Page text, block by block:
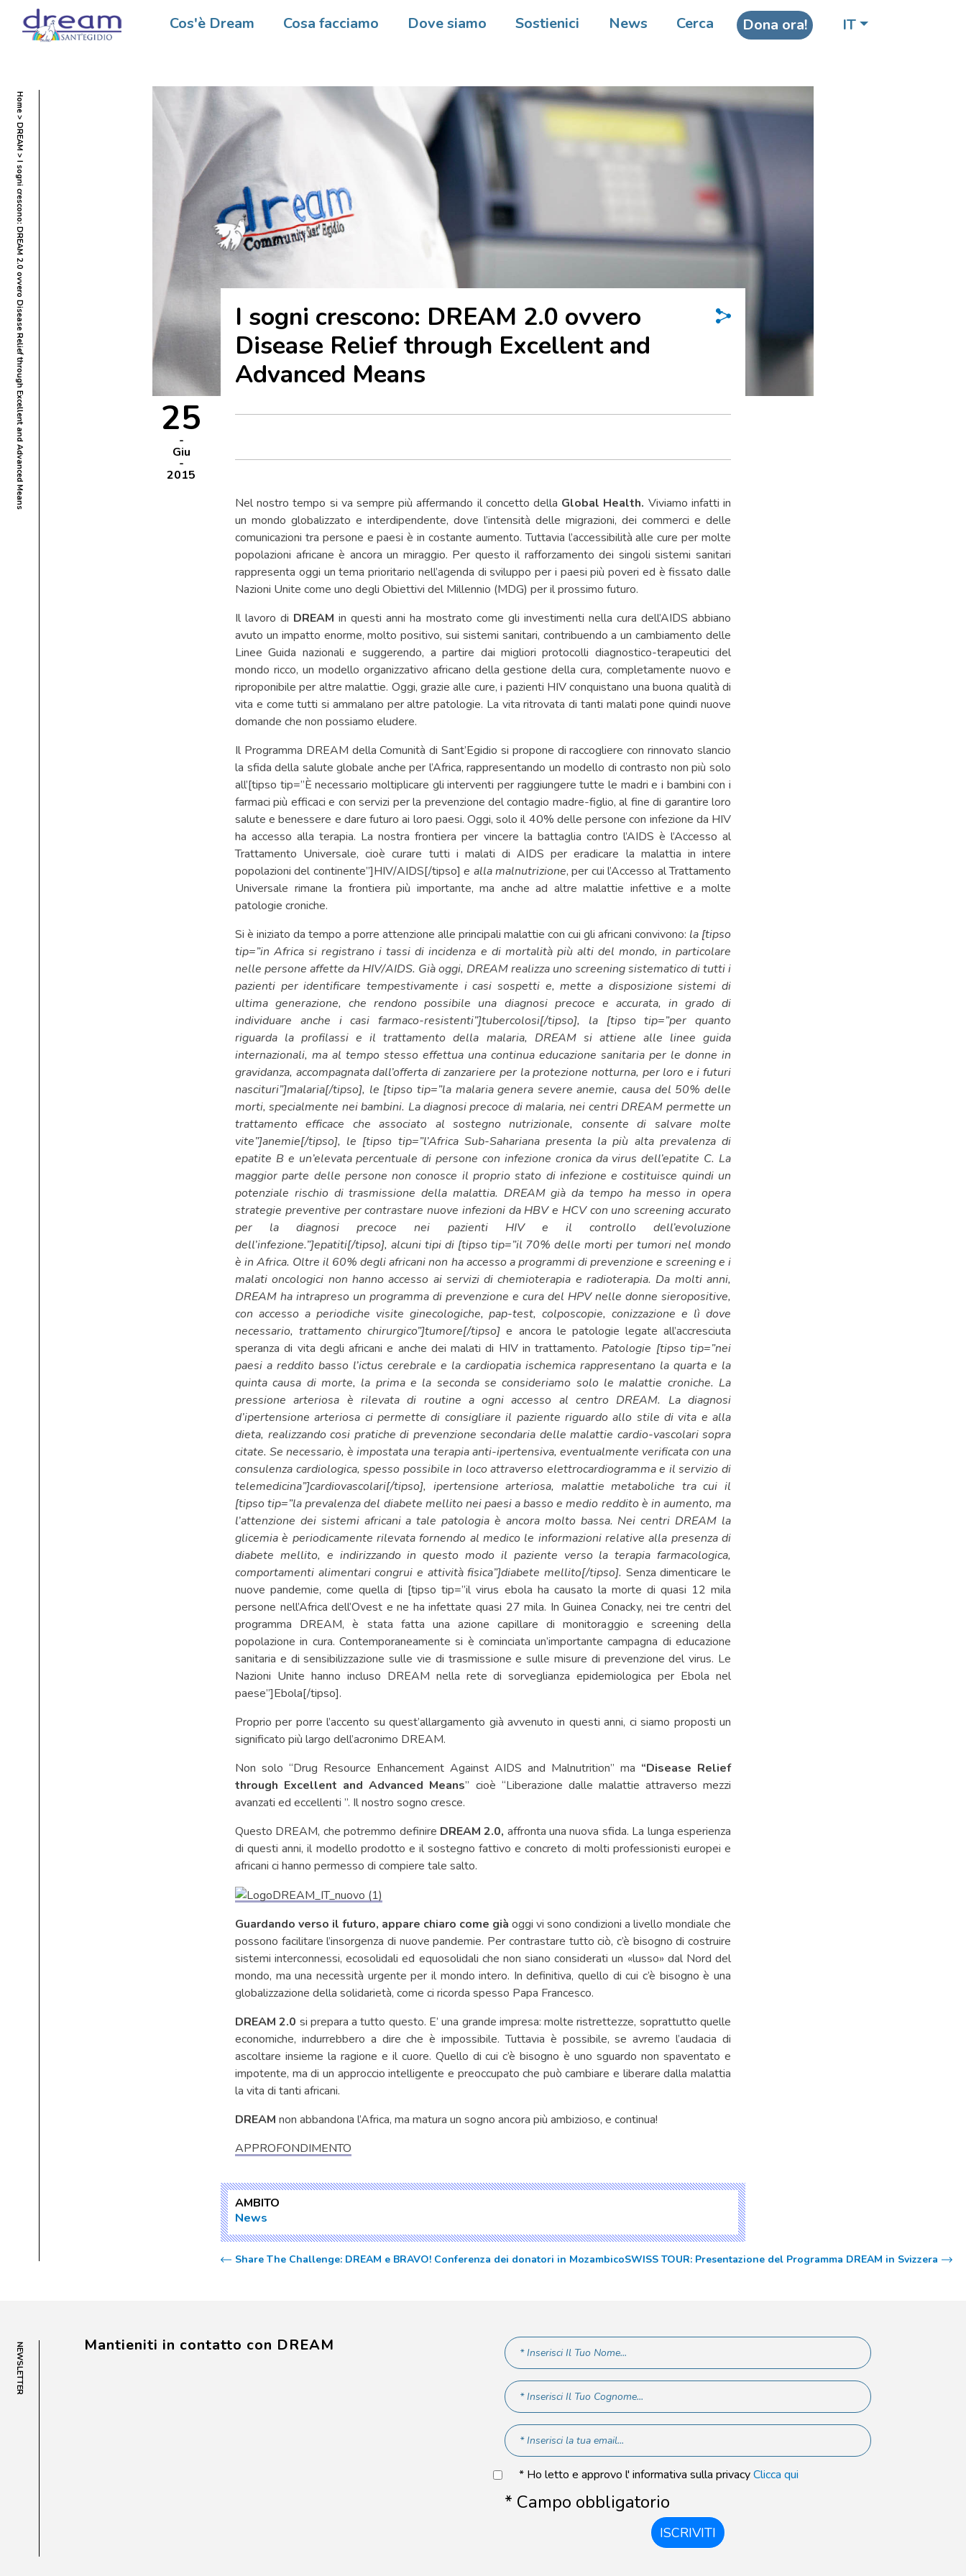
Cos'è Dream Cosa facciamo Dove siamo Sostienici News Cerca Dona ora! IT
Home
DREAM
I sogni crescono: DREAM 2.0 ovvero Disease Relief through Excellent and Advanced Means 25
Giu
2015
I sogni crescono: DREAM 2.0 ovvero
Disease Relief through Excellent and
Advanced Means
Nel nostro tempo si va sempre più affermando il concetto della Global Health. Viviamo infatti in
un mondo globalizzato e interdipendente, dove l’intensità delle migrazioni, dei commerci e delle
comunicazioni tra persone e paesi è in costante aumento. Tuttavia l’accessibilità alle cure per molte
popolazioni africane è ancora un miraggio. Per questo il rafforzamento dei singoli sistemi sanitari
rappresenta oggi un tema prioritario nell’agenda di sviluppo per i paesi più poveri ed è fissato dalle
Nazioni Unite come uno degli Obiettivi del Millennio (MDG) per il prossimo futuro.
Il lavoro di DREAMin questi anni ha mostrato come gli investimenti nella cura dell’AIDS abbiano
avuto un impatto enorme, molto positivo, sui sistemi sanitari, contribuendo a un cambiamento delle
Linee Guida nazionali e suggerendo, a partire dai migliori protocolli diagnostico-terapeutici del
mondo ricco, un modello organizzativo africano della gestione della cura, completamente nuovo e
riproponibile per altre malattie. Oggi, grazie alle cure, i pazienti HIV conquistano una buona qualità di
vita e come tutti si ammalano per altre patologie. La vita ritrovata di tanti malati pone quindi nuove
domande che non possiamo eludere.
Il Programma DREAM della Comunità di Sant’Egidio si propone di raccogliere con rinnovato slancio
la sfida della salute globale anche per l’Africa, rappresentando un modello di contrasto non più solo
all’[tipso tip=”È necessario moltiplicare gli interventi per raggiungere tutte le madri e i bambini con i
farmaci più efficaci e con servizi per la prevenzione del contagio madre-figlio, al fine di garantire loro
salute e benessere e dare futuro ai loro paesi. Oggi, solo il 40% delle persone con infezione da HIV
ha accesso alla terapia. La nostra frontiera per vincere la battaglia contro l’AIDS è l’Accesso al
Trattamento Universale, cioè curare tutti i malati di AIDS per eradicare la malattia in intere
popolazioni del continente”]HIV/AIDS[/tipso] e alla malnutrizione, per cui l’Accesso al Trattamento
Universale rimane la frontiera più importante, ma anche ad altre malattie infettive e a molte
patologie croniche.
Si è iniziato da tempo a porre attenzione alle principali malattie con cui gli africani convivono: la [tipso
tip=”in Africa si registrano i tassi di incidenza e di mortalità più alti del mondo, in particolare
nelle persone affette da HIV/AIDS. Già oggi, DREAM realizza uno screening sistematico di tutti i
pazienti per identificare tempestivamente i casi sospetti e, mette a disposizione sistemi di
ultima generazione, che rendono possibile una diagnosi precoce e accurata, in grado di
individuare anche i casi farmaco-resistenti”]tubercolosi[/tipso], la [tipso tip=”per quanto
riguarda la profilassi e il trattamento della malaria, DREAM si attiene alle linee guida
internazionali, ma al tempo stesso effettua una continua educazione sanitaria per le donne in
gravidanza, accompagnata dall’offerta di zanzariere per la protezione notturna, per loro e i futuri
nascituri”]malaria[/tipso], le [tipso tip=”la malaria genera severe anemie, causa del 50% delle
morti, specialmente nei bambini. La diagnosi precoce di malaria, nei centri DREAM permette un
trattamento efficace che associato al sostegno nutrizionale, consente di salvare molte
vite”]anemie[/tipso], le [tipso tip=”l’Africa Sub-Sahariana presenta la più alta prevalenza di
epatite B e un’elevata percentuale di persone con infezione cronica da virus dell’epatite C. La
maggior parte delle persone non conosce il proprio stato di infezione e costituisce quindi un
potenziale rischio di trasmissione della malattia. DREAM già da tempo ha messo in opera
strategie preventive per contrastare nuove infezioni da HBV e HCV con uno screening accurato
per la diagnosi precoce nei pazienti HIV e il controllo dell’evoluzione
dell’infezione.”]epatiti[/tipso], alcuni tipi di [tipso tip=”il 70% delle morti per tumori nel mondo
è in Africa. Oltre il 60% degli africani non ha accesso a programmi di prevenzione e screening e i
malati oncologici non hanno accesso ai servizi di chemioterapia e radioterapia. Da molti anni,
DREAM ha intrapreso un programma di prevenzione e cura del HPV nelle donne sieropositive,
con accesso a periodiche visite ginecologiche, pap-test, colposcopie, conizzazione e lì dove
necessario, trattamento chirurgico”]tumore[/tipso]e ancora le patologie legate all’accresciuta
speranza di vita degli africani e anche dei malati di HIV in trattamento. Patologie [tipso tip=”nei
paesi a reddito basso l’ictus cerebrale e la cardiopatia ischemica rappresentano la quarta e la
quinta causa di morte, la prima e la seconda se consideriamo solo le malattie croniche. La
pressione arteriosa è rilevata di routine a ogni accesso al centro DREAM. La diagnosi
d’ipertensione arteriosa ci permette di consigliare il paziente riguardo allo stile di vita e alla
dieta, realizzando cosi pratiche di prevenzione secondaria delle malattie cardio-vascolari sopra
citate. Se necessario, è impostata una terapia anti-ipertensiva, eventualmente verificata con una
consulenza cardiologica, spesso possibile in loco attraverso elettrocardiogramma e il servizio di
telemedicina”]cardiovascolari[/tipso], ipertensione arteriosa, malattie metaboliche tra cui il
[tipso tip=”la prevalenza del diabete mellito nei paesi a basso e medio reddito è in aumento, ma
l’attenzione dei sistemi africani a tale patologia è ancora molto bassa. Nei centri DREAM la
glicemia è periodicamente rilevata fornendo al medico le informazioni relative alla presenza di
diabete mellito, e indirizzando in questo modo il paziente verso la terapia farmacologica,
comportamenti alimentari congrui e attività fisica”]diabete mellito[/tipso]. Senza dimenticare le
nuove pandemie, come quella di [tipso tip=”il virus ebola ha causato la morte di quasi 12 mila
persone nell’Africa dell’Ovest e ne ha infettate quasi 27 mila. In Guinea Conacky, nei tre centri del
programma DREAM, è stata fatta una azione capillare di monitoraggio e screening della
popolazione in cura. Contemporaneamente si è cominciata un’importante campagna di educazione
sanitaria e di sensibilizzazione sulle vie di trasmissione e sulle misure di prevenzione del virus. Le
Nazioni Unite hanno incluso DREAM nella rete di sorveglianza epidemiologica per Ebola nel
paese”]Ebola[/tipso].
Proprio per porre l’accento su quest’allargamento già avvenuto in questi anni, ci siamo proposti un
significato più largo dell’acronimo DREAM.
Non solo “Drug Resource Enhancement Against AIDS and Malnutrition” ma “Disease Relief
through Excellent and Advanced Means” cioè “Liberazione dalle malattie attraverso mezzi
avanzati ed eccellenti ”. Il nostro sogno cresce.
Questo DREAM, che potremmo definire DREAM 2.0, affronta una nuova sfida. La lunga esperienza
di questi anni, il modello prodotto e il sostegno fattivo e concreto di molti professionisti europei e
africani ci hanno permesso di compiere tale salto.
Guardando verso il futuro, appare chiaro come già oggi vi sono condizioni a livello mondiale che
possono facilitare l’insorgenza di nuove pandemie. Per contrastare tutto ciò, c’è bisogno di costruire
sistemi interconnessi, ecosolidali ed equosolidali che non siano considerati un «lusso» dal Nord del
mondo, ma una necessità urgente per il mondo intero. In definitiva, quello di cui c’è bisogno è una
globalizzazione della solidarietà, come ci ricorda spesso Papa Francesco.
DREAM 2.0 si prepara a tutto questo. E’ una grande impresa: molte ristrettezze, soprattutto quelle
economiche, indurrebbero a dire che è impossibile. Tuttavia è possibile, se avremo l’audacia di
ascoltare insieme la ragione e il cuore. Quello di cui c’è bisogno è uno sguardo non spaventato e
impotente, ma di un approccio intelligente e preoccupato che può cambiare e liberare dalla malattia
la vita di tanti africani.
DREAM non abbandona l’Africa, ma matura un sogno ancora più ambizioso, e continua!
APPROFONDIMENTO
AMBITO
News
Share The Challenge: DREAM e BRAVO! Conferenza dei donatori in MozambicoSWISS TOUR: Presentazione del Programma DREAM in Svizzera
NEWSLETTER Mantieniti in contatto con DREAM
* Ho letto e approvo l' informativa sulla privacyClicca qui
* Campo obbligatorio
ISCRIVITI